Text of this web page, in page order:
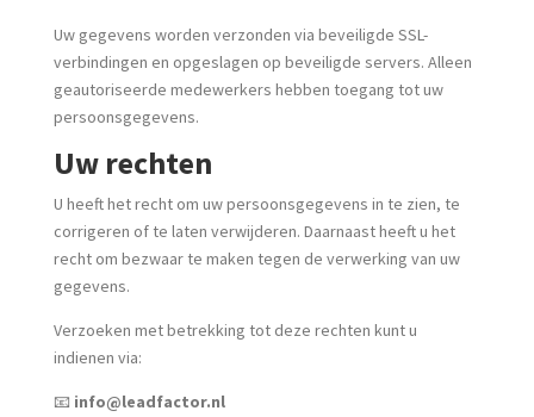
Uw gegevens worden verzonden via beveiligde SSL-
verbindingen en opgeslagen op beveiligde servers. Alleen
geautoriseerde medewerkers hebben toegang tot uw
persoonsgegevens.
Uw rechten
U heeft het recht om uw persoonsgegevens in te zien, te
corrigeren of te laten verwijderen. Daarnaast heeft u het
recht om bezwaar te maken tegen de verwerking van uw
gegevens.
Verzoeken met betrekking tot deze rechten kunt u
indienen via:
📧 info@leadfactor.nl